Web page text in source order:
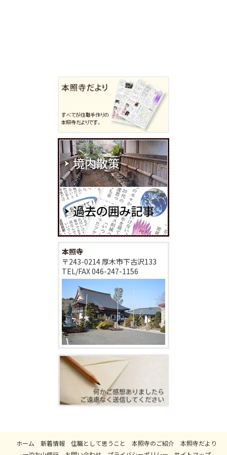
本照寺
〒243-0214 厚木市下古沢133
TEL/FAX046-247-1156
ホーム 新着情報 住職として思うこと 本照寺のご紹介
本照寺だより